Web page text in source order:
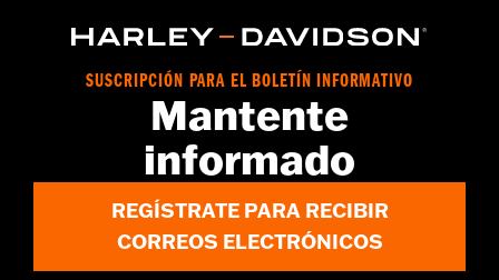
GARANTÍA:1 year limited warranty – Go towww.h-
for full details
CERTIFICATION:ECE and 50-State U.S EPA Compliant
Estos productos Screamin’ Eagle® cumplen con las normas
de la EPA de los 50 estados de EE. UU. para su venta y uso
en todos los vehículos aplicables, incluidos aquellos con
control de contaminación. Consulte el catálogo de
repuestos y accesorios originales para motores o
accesorios Screamin’ Eagle para obtener información de
montaje. Los productos Screamin’ Eagle® de alto
rendimiento están dirigidos exclusivamente a motociclistas
SUSCRIPCIÓN PARA EL BOLETÍN INFORMATIVO
Mantente
informado
REGÍSTRATE PARA RECIBIR
CORREOS ELECTRÓNICOS